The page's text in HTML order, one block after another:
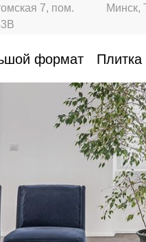
Плитка
формат
7, пом.
Минск,